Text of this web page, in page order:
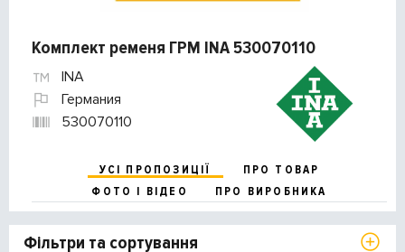
Комплект ременя ГРМ INA 530070110
INA
Германия
530070110
УСІ ПРОПОЗИЦІЇ
ПРО ТОВАР
ФОТО І ВІДЕО
ПРО ВИРОБНИКА
Фільтри та сортування